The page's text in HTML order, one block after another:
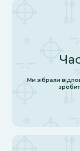
Ми зібрали